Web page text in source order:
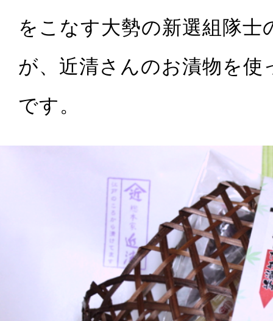
をこなす大勢の新選組隊
が、近清さんのお漬物を
です。